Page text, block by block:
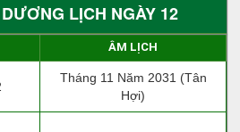
LỊCH NGÀY 12
ÂM LỊCH
Tháng 11 Năm 2031 (Tân
Hợi)